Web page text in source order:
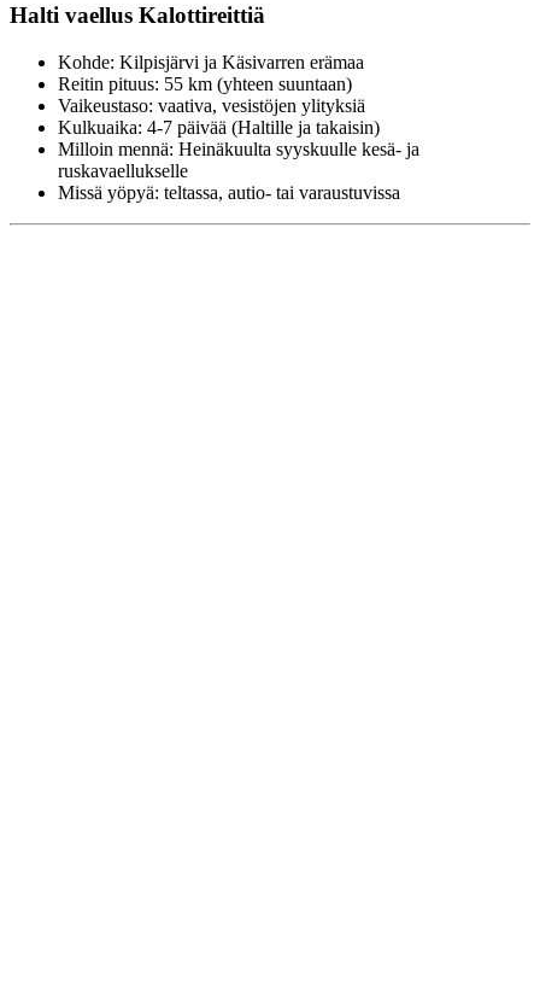
Halti vaellus Kalottireittiä
Kohde: Kilpisjärvi ja Käsivarren erämaa
Reitin pituus: 55 km (yhteen suuntaan)
Vaikeustaso: vaativa, vesistöjen ylityksiä
Kulkuaika: 4-7 päivää (Haltille ja takaisin)
Milloin mennä: Heinäkuulta syyskuulle kesä- ja
ruskavaellukselle
Missä yöpyä: teltassa, autio- tai varaustuvissa